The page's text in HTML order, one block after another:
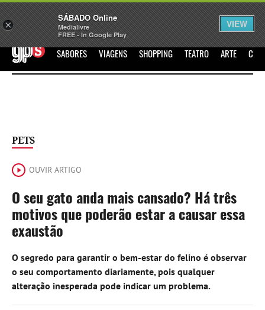
Sábado Assine Iniciar Sessão
GPS SABORES VIAGENS SHOPPING TEATRO ARTE
PETS
OUVIR ARTIGO
O seu gato anda mais cansado? Há três
motivos que poderão estar a causar essa
exaustão
O segredo para garantir o bem-estar do felino é observar
o seu comportamento diariamente, pois qualquer
alteração inesperada pode indicar um problema.
×
SÁBADO Online
Medialivre
FREE - In Google Play
VIEW